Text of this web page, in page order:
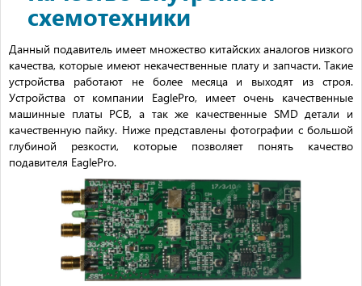
схемотехники
Данный подавитель имеет множество китайских аналогов низкого
качества, которые имеют некачественные плату и запчасти. Такие
устройства работают не более месяца и выходят из строя.
Устройства от компании EaglePro, имеет очень качественные
машинные платы PCB, а так же качественные SMD детали и
качественную пайку. Ниже представлены фотографии с большой
глубиной резкости, которые позволяет понять качество
подавителя EaglePro.